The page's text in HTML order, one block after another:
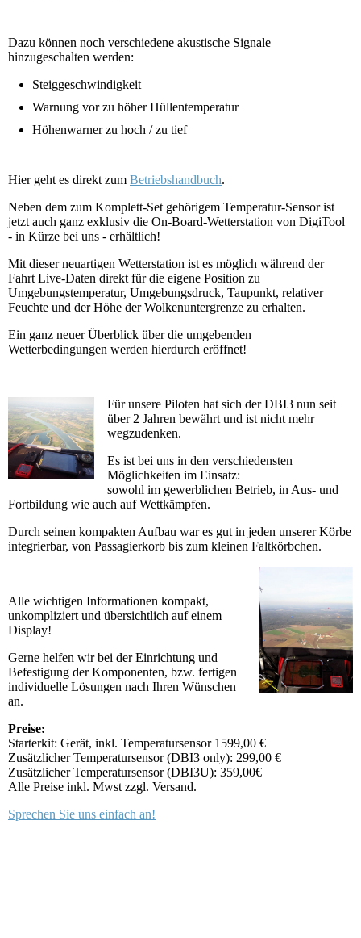
Dazu können noch verschiedene akustische Signale
hinzugeschalten werden:
Steiggeschwindigkeit
Warnung vor zu höher Hüllentemperatur
Höhenwarner zu hoch / zu tief
Hier geht es direkt zum Betriebshandbuch.
Neben dem zum Komplett-Set gehörigem Temperatur-Sensor ist
jetzt auch ganz exklusiv die On-Board-Wetterstation von DigiTool
- in Kürze bei uns - erhältlich!
Mit dieser neuartigen Wetterstation ist es möglich während der
Fahrt Live-Daten direkt für die eigene Position zu
Umgebungstemperatur, Umgebungsdruck, Taupunkt, relativer
Feuchte und der Höhe der Wolkenuntergrenze zu erhalten.
Ein ganz neuer Überblick über die umgebenden
Wetterbedingungen werden hierdurch eröffnet!
Für unsere Piloten hat sich der DBI3 nun seit
über 2 Jahren bewährt und ist nicht mehr
wegzudenken.
Es ist bei uns in den verschiedensten
Möglichkeiten im Einsatz:
sowohl im gewerblichen Betrieb, in Aus- und
Fortbildung wie auch auf Wettkämpfen.
Durch seinen kompakten Aufbau war es gut in jeden unserer Körbe
integrierbar, von Passagierkorb bis zum kleinen Faltkörbchen.
Alle wichtigen Informationen kompakt,
unkompliziert und übersichtlich auf einem
Display!
Gerne helfen wir bei der Einrichtung und
Befestigung der Komponenten, bzw. fertigen
individuelle Lösungen nach Ihren Wünschen
an.
Preise:
Starterkit: Gerät, inkl. Temperatursensor 1599,00 €
Zusätzlicher Temperatursensor (DBI3 only): 299,00 €
Zusätzlicher Temperatursensor (DBI3U): 359,00€
Alle Preise inkl. Mwst zzgl. Versand.
Sprechen Sie uns einfach an!